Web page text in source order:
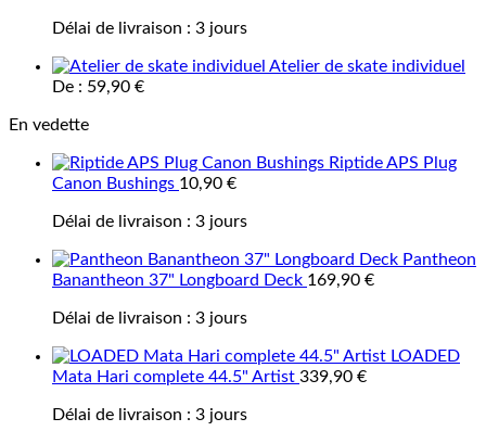
Délai de livraison : 3 jours
Atelier de skate individuel
De : 59,90 €
En vedette
Riptide APS Plug
Canon Bushings 10,90 €
Délai de livraison : 3 jours
Pantheon
Banantheon 37" Longboard Deck 169,90 €
Délai de livraison : 3 jours
LOADED
Mata Hari complete 44.5" Artist 339,90 €
Délai de livraison : 3 jours